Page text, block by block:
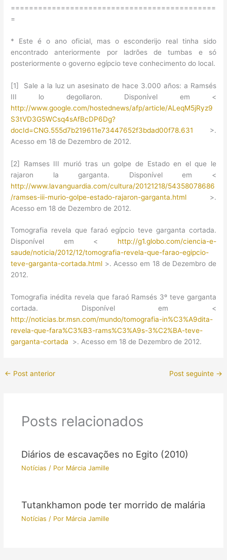
=============================================
=
* Este é o ano oficial, mas o esconderijo real tinha sido
encontrado anteriormente por ladrões de tumbas e só
posteriormente o governo egípcio teve conhecimento do local.
[1] Sale a la luz un asesinato de hace 3.000 años: a Ramsés
III lo degollaron. Disponível em <
http://www.google.com/hostednews/afp/article/ALeqM5jRyz9
S3tVD3G5WCsq4sAfBcDP6Dg?
docId=CNG.555d7b219611e73447652f3bdad00f78.631 >.
Acesso em 18 de Dezembro de 2012.
[2] Ramses III murió tras un golpe de Estado en el que le
rajaron la garganta. Disponível em <
http://www.lavanguardia.com/cultura/20121218/54358078686
/ramses-iii-murio-golpe-estado-rajaron-garganta.html >.
Acesso em 18 de Dezembro de 2012.
Tomografia revela que faraó egípcio teve garganta cortada.
Disponível em < http://g1.globo.com/ciencia-e-
saude/noticia/2012/12/tomografia-revela-que-farao-egipcio-
teve-garganta-cortada.html >. Acesso em 18 de Dezembro de
2012.
Tomografia inédita revela que faraó Ramsés 3º teve garganta
cortada. Disponível em <
http://noticias.br.msn.com/mundo/tomografia-in%C3%A9dita-
revela-que-fara%C3%B3-rams%C3%A9s-3%C2%BA-teve-
garganta-cortada >. Acesso em 18 de Dezembro de 2012.
← Post anterior Post seguinte →
Posts relacionados
Diários de escavações no Egito (2010)
Notícias / Por Márcia Jamille
Tutankhamon pode ter morrido de malária
Notícias / Por Márcia Jamille